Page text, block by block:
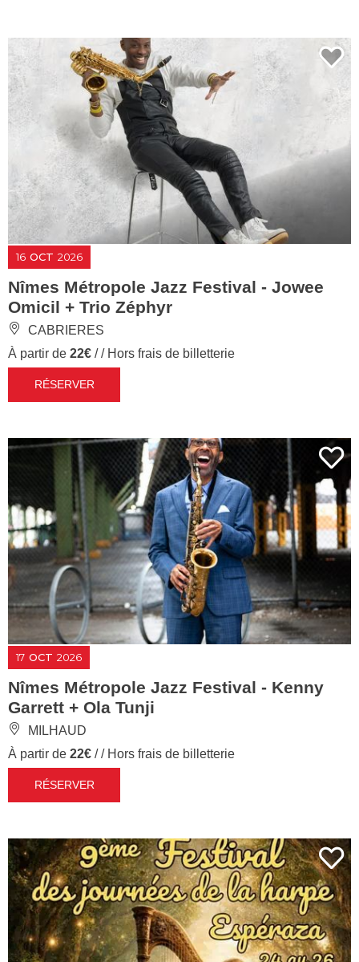
16 OCT 2026
Nîmes Métropole Jazz Festival - Jowee
Omicil + Trio Zéphyr
CABRIERES
À partir de 22€ / / Hors frais de billetterie
RÉSERVER
17 OCT 2026
Nîmes Métropole Jazz Festival - Kenny
Garrett + Ola Tunji
MILHAUD
À partir de 22€ / / Hors frais de billetterie
RÉSERVER